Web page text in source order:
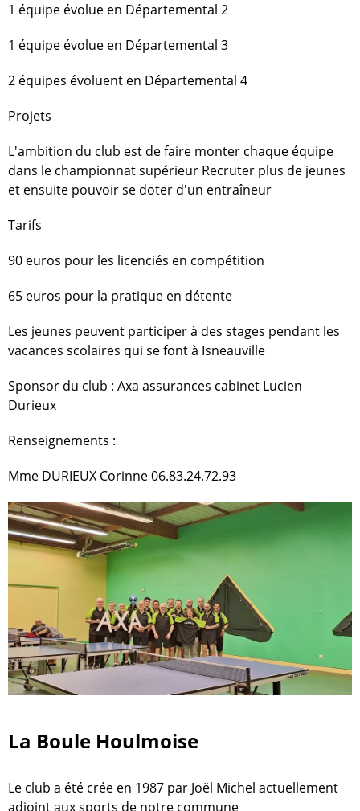
1 équipe évolue en Départemental 2
1 équipe évolue en Départemental 3
2 équipes évoluent en Départemental 4
Projets
L'ambition du club est de faire monter chaque équipe
dans le championnat supérieur Recruter plus de jeunes
et ensuite pouvoir se doter d'un entraîneur
Tarifs
90 euros pour les licenciés en compétition
65 euros pour la pratique en détente
Les jeunes peuvent participer à des stages pendant les
vacances scolaires qui se font à Isneauville
Sponsor du club : Axa assurances cabinet Lucien
Durieux
Renseignements :
Mme DURIEUX Corinne 06.83.24.72.93
La Boule Houlmoise
Le club a été crée en 1987 par Joël Michel actuellement
adjoint aux sports de notre commune